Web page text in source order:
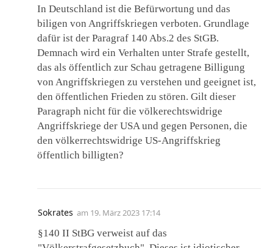
In Deutschland ist die Befürwortung und das
biligen von Angriffskriegen verboten. Grundlage
dafür ist der Paragraf 140 Abs.2 des StGB.
Demnach wird ein Verhalten unter Strafe gestellt,
das als öffentlich zur Schau getragene Billigung
von Angriffskriegen zu verstehen und geeignet ist,
den öffentlichen Frieden zu stören. Gilt dieser
Paragraph nicht für die völkerechtswidrige
Angriffskriege der USA und gegen Personen, die
den völkerrechtswidrige US-Angriffskrieg
öffentlich billigten?
Sokrates am 19. März 2023 17:14
§140 II StBG verweist auf das